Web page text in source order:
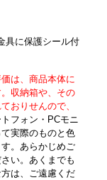
具に保護シール付
は、商品本体に
収納箱や、その
おりせんので、
フォン・PCモニ
実際のものと色
。あらかじめご
い。あくまでも
は、ご遠慮くだ